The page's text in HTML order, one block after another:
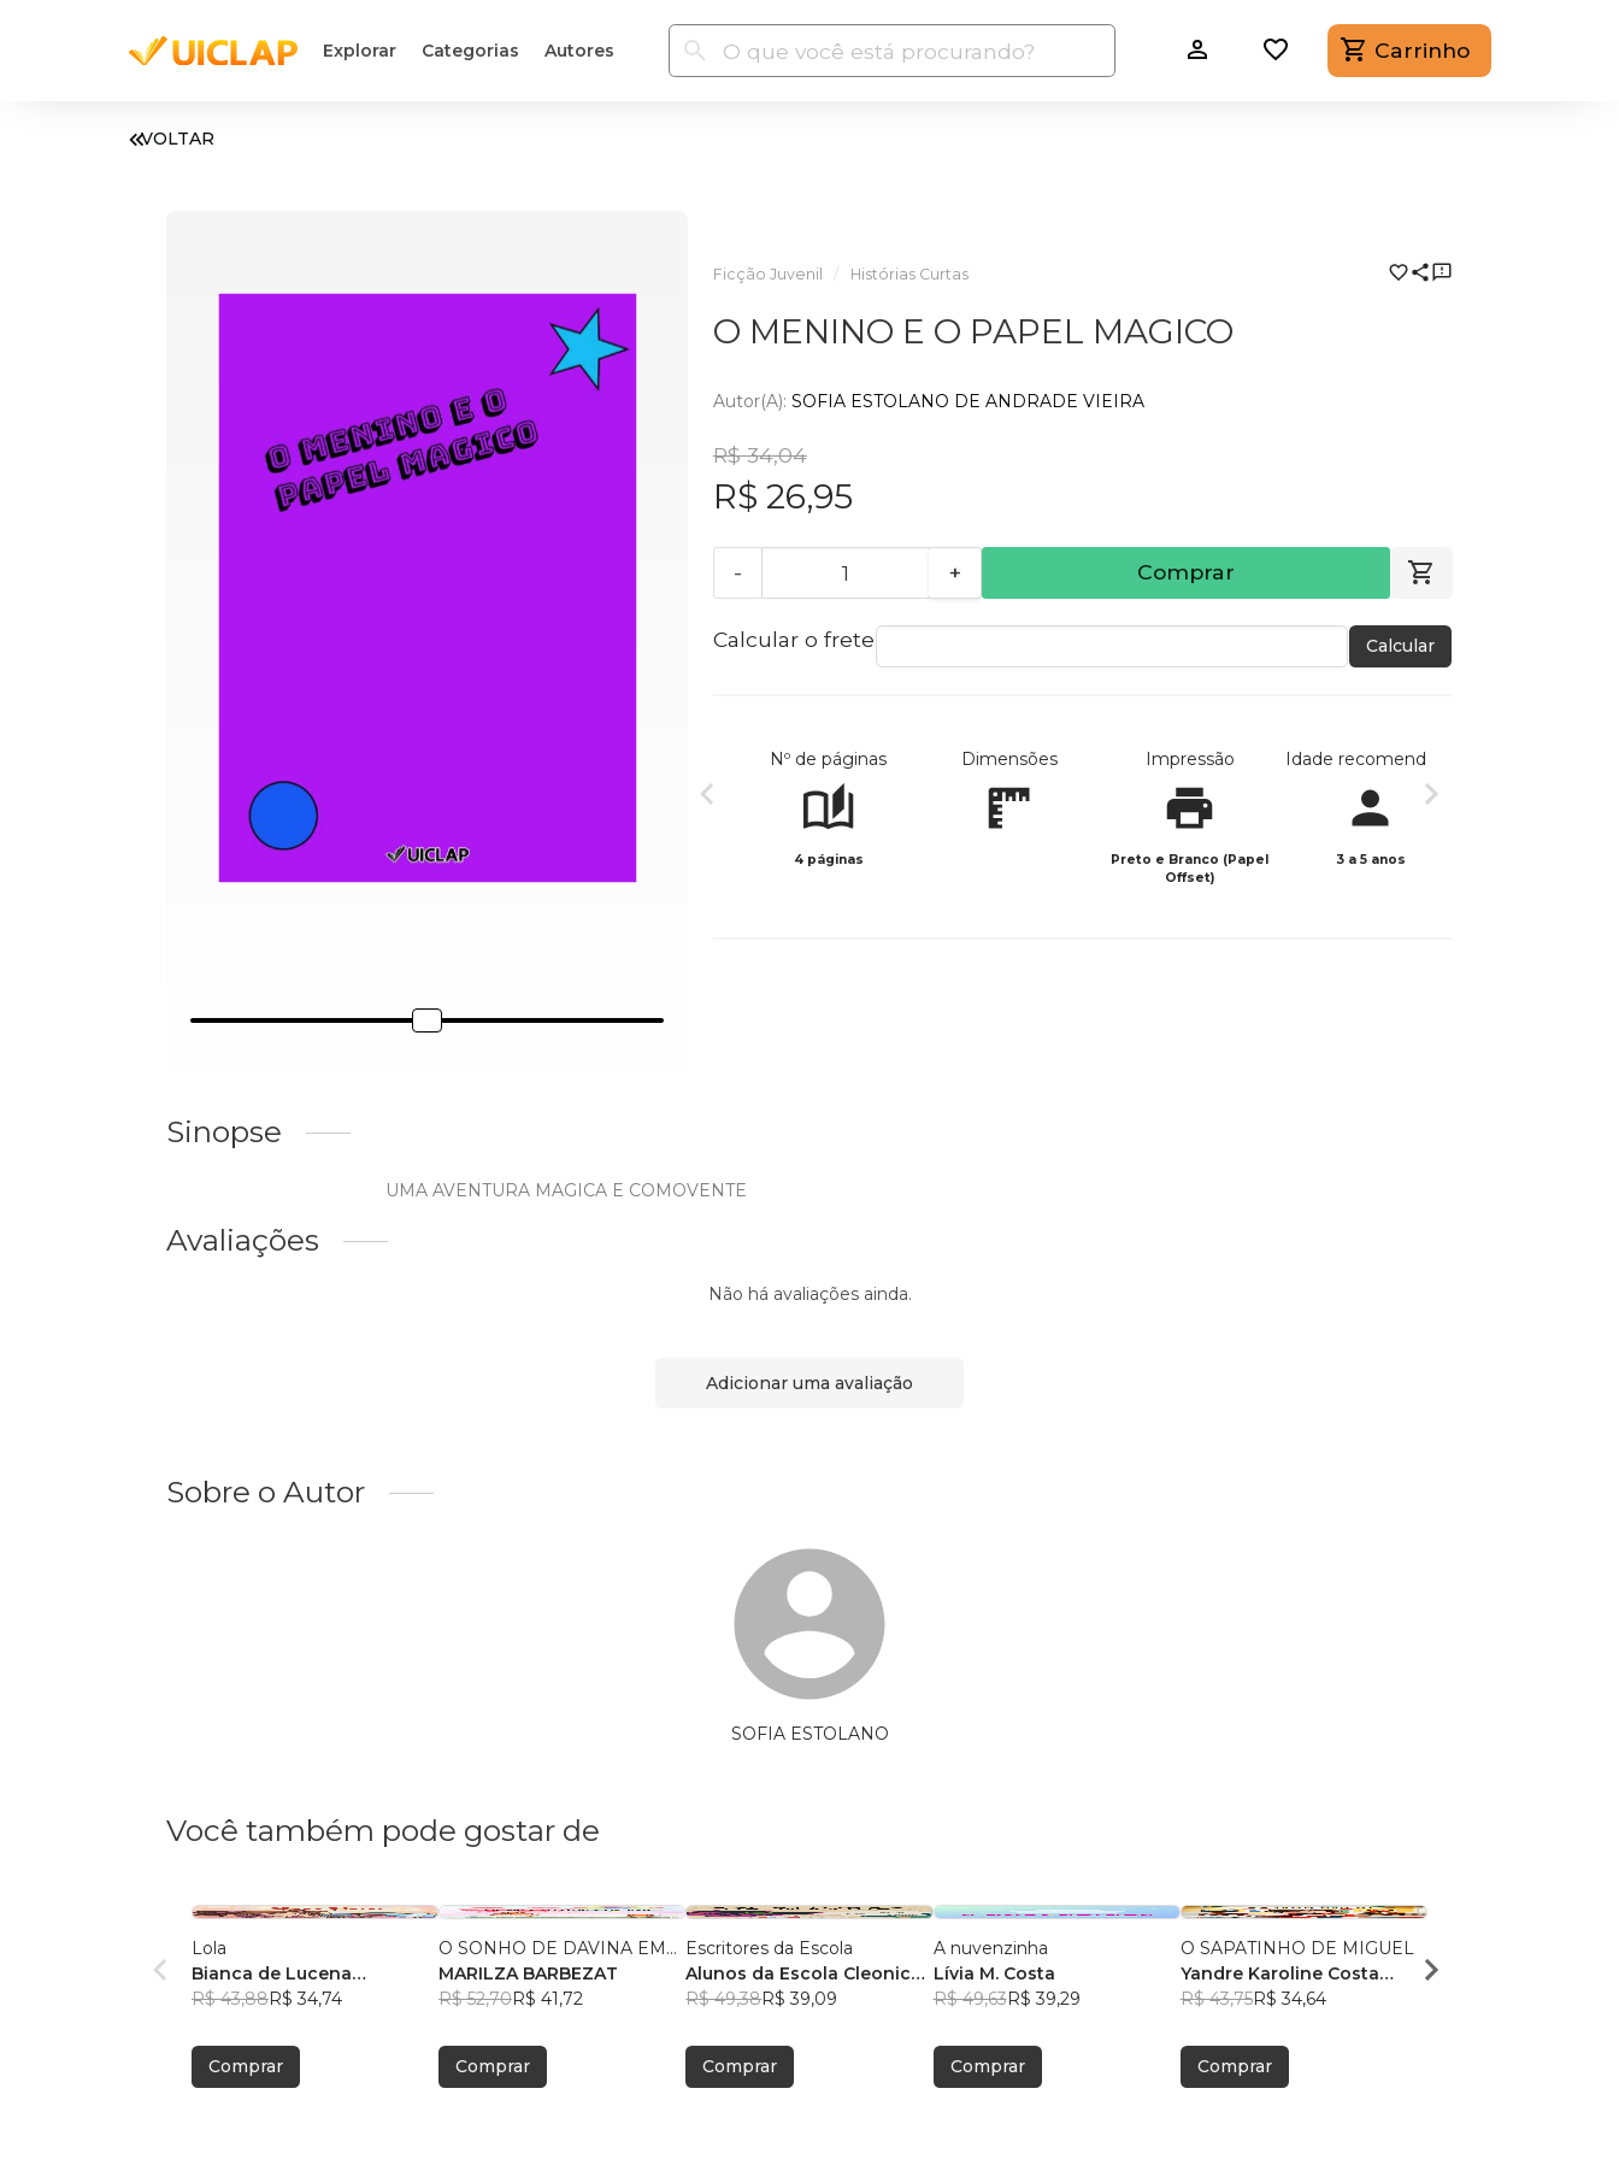
Explorar Categorias Autores Carrinho
VOLTAR
Ficção Juvenil Histórias Curtas
O MENINO E O PAPEL MAGICO
Autor(a): SOFIA ESTOLANO DE ANDRADE VIEIRA
R$ 34,04
R$ 26,95
- + Comprar
Calcular o frete Calcular
Nº de páginas
4 páginas
Dimensões Impressão
Preto e Branco (Papel
Offset)
Idade recomendada
3 a 5 anos
Sinopse
UMA AVENTURA MAGICA E COMOVENTE
Avaliações
Não há avaliações ainda.
Adicionar uma avaliação
Sobre o Autor
SOFIA ESTOLANO
Você também pode gostar de
Lola
Bianca de Lucena
Coutinho de Oliveira
R$ 43,88R$ 34,74
Comprar
O SONHO DE DAVINA EM...
MARILZA BARBEZAT
R$ 52,70R$ 41,72
Comprar
Escritores da Escola
Alunos da Escola Cleonice
Bezerra, +2
R$ 49,38R$ 39,09
Comprar
A nuvenzinha
Lívia M. Costa
R$ 49,63R$ 39,29
Comprar
O SAPATINHO DE MIGUEL
Yandre Karoline Costa
Mourão
R$ 43,75R$ 34,64
Comprar
Oftalmologista